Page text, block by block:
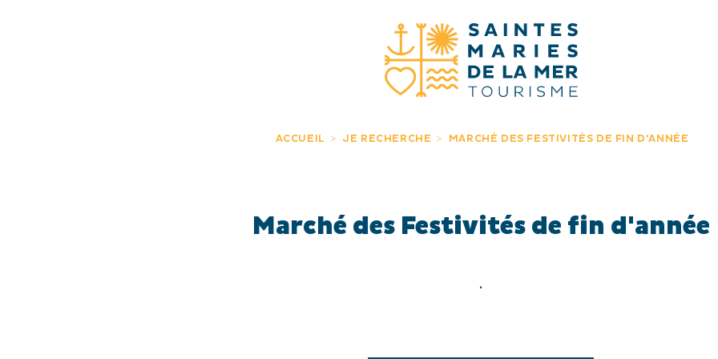
ACCUEIL JE RECHERCHE MARCHÉ DES FESTIVITÉS DE FIN D'ANNÉE
Marché des Festivités de fin d'année
.